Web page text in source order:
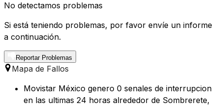
No detectamos problemas
Si está teniendo problemas, por favor envíe un informe
a continuación.
Reportar Problemas
Mapa de Fallos
Movistar México genero 0 senales de interrupcion
en las ultimas 24 horas alrededor de Sombrerete,